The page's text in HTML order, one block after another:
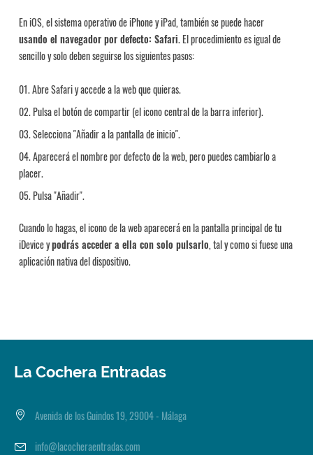
En iOS, el sistema operativo de iPhone y iPad, también se puede hacer
usando el navegador por defecto: Safari. El procedimiento es igual de
sencillo y solo deben seguirse los siguientes pasos:
Abre Safari y accede a la web que quieras.
Pulsa el botón de compartir (el icono central de la barra inferior).
Selecciona "Añadir a la pantalla de inicio".
Aparecerá el nombre por defecto de la web, pero puedes cambiarlo a
placer.
Pulsa "Añadir".
Cuando lo hagas, el icono de la web aparecerá en la pantalla principal de tu
iDevice ypodrás acceder a ella con solo pulsarlo, tal y como si fuese una
aplicación nativa del dispositivo.
La Cochera Entradas
Avenida de los Guindos 19, 29004 - Málaga
info@lacocheraentradas.com